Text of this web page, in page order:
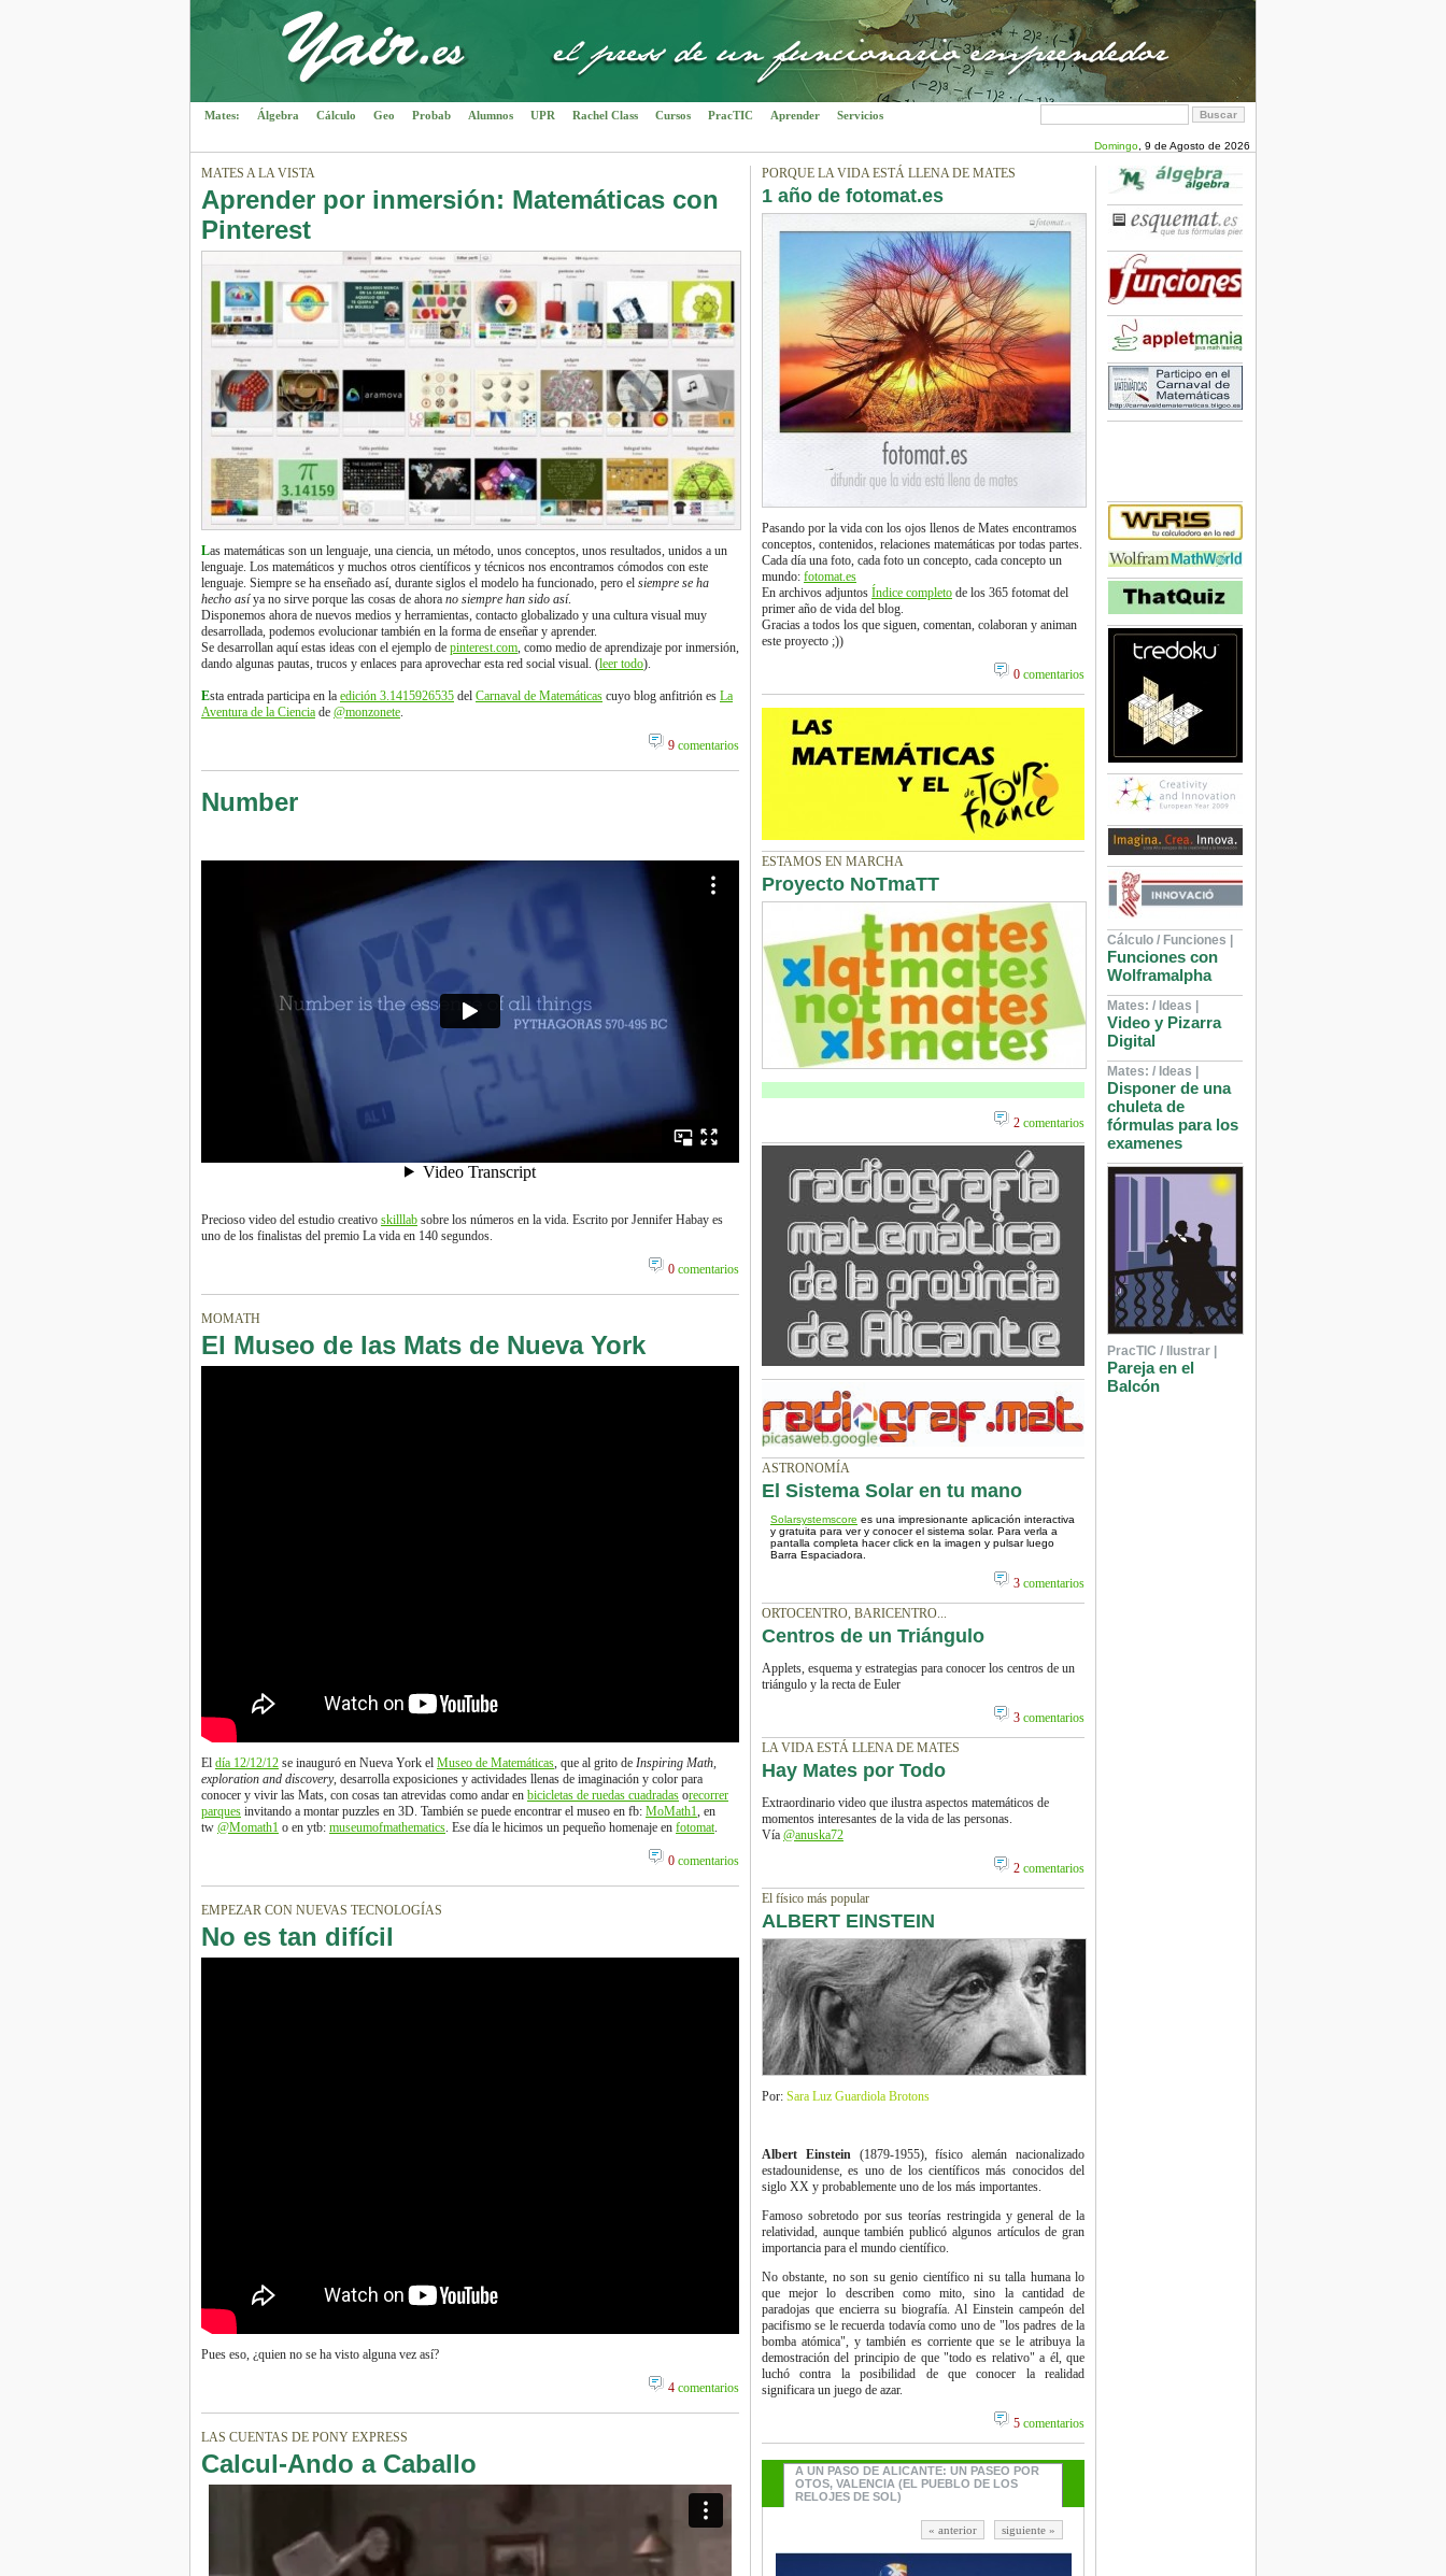
Mates: Álgebra Cálculo Geo Probab Alumnos UPR Rachel Class Cursos PracTIC Aprender Servicios
Domingo , 9 de Agosto de 2026
MATES A LA VISTA
Aprender por inmersión: Matemáticas con
Pinterest
Las matemáticas son un lenguaje, una ciencia, un método, unos conceptos, unos resultados, unidos a un
lenguaje. Los matemáticos y muchos otros científicos y técnicos nos encontramos cómodos con este
lenguaje. Siempre se ha enseñado así, durante siglos el modelo ha funcionado, pero el siempre se ha
hecho asíya no sirve porque las cosas de ahora no siempre han sido así.
Disponemos ahora de nuevos medios y herramientas, contacto globalizado y una cultura visual muy
desarrollada, podemos evolucionar también en la forma de enseñar y aprender.
Se desarrollan aquí estas ideas con el ejemplo de pinterest.com, como medio de aprendizaje por inmersión,
dando algunas pautas, trucos y enlaces para aprovechar esta red social visual. (leer todo).
Esta entrada participa en la edición 3.1415926535 del Carnaval de Matemáticas cuyo blog anfitrión es La
Aventura de la Ciencia de @monzonete.
9 comentarios
Number
Precioso video del estudio creativo skilllab sobre los números en la vida. Escrito por Jennifer Habay es
uno de los finalistas del premio La vida en 140 segundos.
0 comentarios
MOMATH
El Museo de las Mats de Nueva York
El día 12/12/12 se inauguró en Nueva York el Museo de Matemáticas, que al grito de Inspiring Math,
exploration and discovery, desarrolla exposiciones y actividades llenas de imaginación y color para
conocer y vivir las Mats, con cosas tan atrevidas como andar en bicicletas de ruedas cuadradas orecorrer
parques invitando a montar puzzles en 3D. También se puede encontrar el museo en fb: MoMath1, en
tw @Momath1 o en ytb: museumofmathematics. Ese día le hicimos un pequeño homenaje en fotomat.
0 comentarios
EMPEZAR CON NUEVAS TECNOLOGÍAS
No es tan difícil
Pues eso, ¿quien no se ha visto alguna vez así?
4 comentarios
LAS CUENTAS DE PONY EXPRESS
Calcul-Ando a Caballo
PORQUE LA VIDA ESTÁ LLENA DE MATES
1 año de fotomat.es
Pasando por la vida con los ojos llenos de Mates encontramos
conceptos, contenidos, relaciones matemáticas por todas partes.
Cada día una foto, cada foto un concepto, cada concepto un
mundo: fotomat.es
En archivos adjuntos Índice completo de los 365 fotomat del
primer año de vida del blog.
Gracias a todos los que siguen, comentan, colaboran y animan
este proyecto ;))
0 comentarios
ESTAMOS EN MARCHA
Proyecto NoTmaTT
2 comentarios
ASTRONOMÍA
El Sistema Solar en tu mano
Solarsystemscore es una impresionante aplicación interactiva
y gratuita para ver y conocer el sistema solar. Para verla a
pantalla completa hacer click en la imagen y pulsar luego
Barra Espaciadora.
3 comentarios
ORTOCENTRO, BARICENTRO...
Centros de un Triángulo
Applets, esquema y estrategias para conocer los centros de un
triángulo y la recta de Euler
3 comentarios
LA VIDA ESTÁ LLENA DE MATES
Hay Mates por Todo
Extraordinario video que ilustra aspectos matemáticos de
momentos interesantes de la vida de las personas.
Vía @anuska72
2 comentarios
El físico más popular
ALBERT EINSTEIN
Por: Sara Luz Guardiola Brotons
Albert Einstein(1879-1955), físico alemán nacionalizado
estadounidense, es uno de los científicos más conocidos del
siglo XX y probablemente uno de los más importantes.
Famoso sobretodo por sus teorías restringida y general de la
relatividad, aunque también publicó algunos artículos de gran
importancia para el mundo científico.
No obstante, no son su genio científico ni su talla humana lo
que mejor lo describen como mito, sino la cantidad de
paradojas que encierra su biografía. Al Einstein campeón del
pacifismo se le recuerda todavía como uno de "los padres de la
bomba atómica", y también es corriente que se le atribuya la
demostración del principio de que "todo es relativo" a él, que
luchó contra la posibilidad de que conocer la realidad
significara un juego de azar.
5 comentarios
A UN PASO DE ALICANTE: UN PASEO POR
OTOS, VALENCIA (EL PUEBLO DE LOS
RELOJES DE SOL)
« anterior siguiente »
Cálculo / Funciones |
Funciones con
Wolframalpha
Mates: / Ideas |
Video y Pizarra
Digital
Mates: / Ideas |
Disponer de una
chuleta de
fórmulas para los
examenes
PracTIC / Ilustrar |
Pareja en el
Balcón